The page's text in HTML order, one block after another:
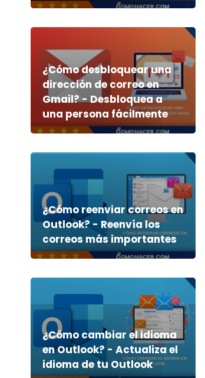
¿Cómo desbloquear una
dirección de correo en
Gmail? - Desbloquea a
una persona fácilmente
¿Cómo reenviar correos en
Outlook? - Reenvía los
correos más importantes
¿Cómo cambiar el idioma
en Outlook? - Actualiza el
idioma de tu Outlook